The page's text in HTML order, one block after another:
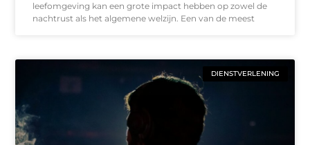
leefomgeving kan een grote impact hebben op zowel de
nachtrust als het algemene welzijn. Een van de meest
DIENSTVERLENING